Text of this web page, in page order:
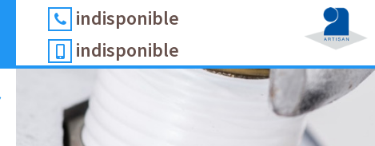
indisponible
indisponible